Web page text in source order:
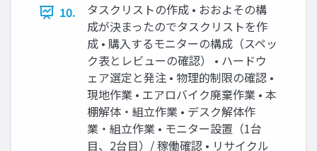
10.
タスクリストの作成 • おおよその構
成が決まったのでタスクリストを作
成 • 購入するモニターの構成（スペッ
ク表とレビューの確認） • ハードウ
ェア選定と発注 • 物理的制限の確認 •
現地作業 • エアロバイク廃棄作業 • 本
棚解体・組立作業 • デスク解体作
業・組立作業 • モニター設置（1台
目、2台目）/ 稼働確認 • リサイクル